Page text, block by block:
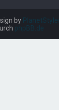
by
phpBB.de